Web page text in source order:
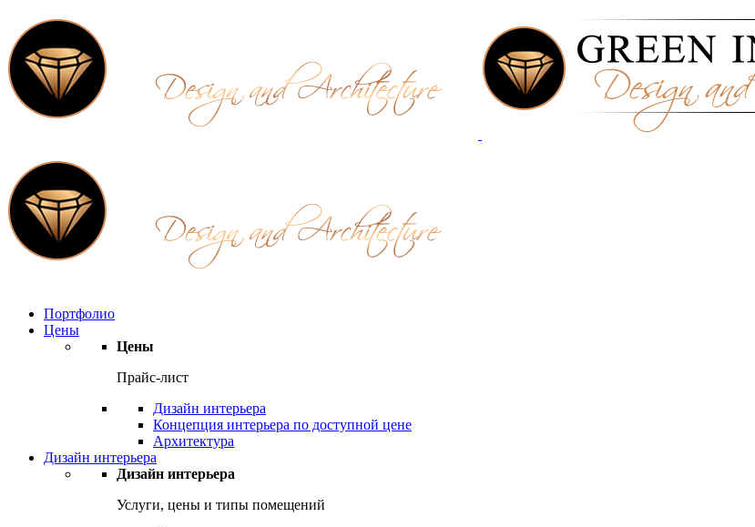
Портфолио
Цены
Цены
Прайс-лист
Дизайн интерьера
Концепция интерьера по доступной цене
Архитектура
Дизайн интерьера
Дизайн интерьера
Услуги, цены и типы помещений